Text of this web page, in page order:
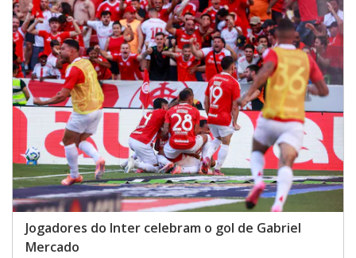
Jogadores do Inter celebram o gol de Gabriel
Mercado